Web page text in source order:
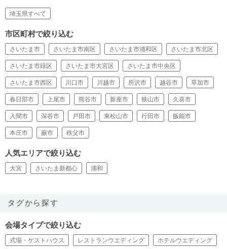
埼玉県すべて
市区町村で絞り込む
さいたま市 さいたま市南区 さいたま市浦和区 さいたま市北区
さいたま市緑区 さいたま市大宮区 さいたま市中央区
さいたま市西区 川口市 川越市 所沢市 越谷市 草加市
春日部市 上尾市 熊谷市 新座市 狭山市 久喜市
入間市 深谷市 戸田市 東松山市 行田市 飯能市
本庄市 蕨市 秩父市
人気エリアで絞り込む
大宮 さいたま新都心 浦和
タグから探す
会場タイプで絞り込む
式場・ゲストハウス レストランウエディング ホテルウエディング